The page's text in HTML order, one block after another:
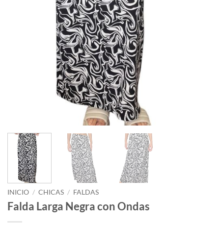
INICIO / CHICAS / FALDAS
Falda Larga Negra con Ondas